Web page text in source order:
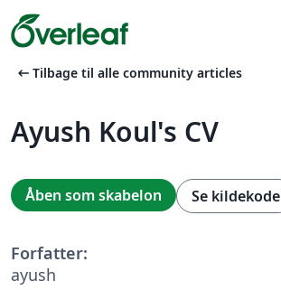
arrow_left_alt Tilbage til alle community articles
Ayush Koul's CV
Åben som skabelon Se kildekode
Forfatter:
ayush